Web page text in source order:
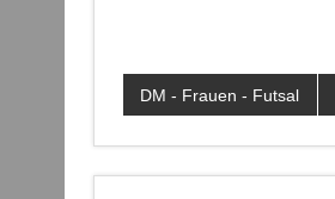
DM - Frauen - Futsal